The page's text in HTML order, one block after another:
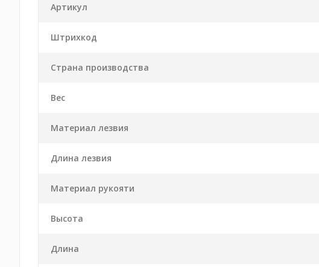
Артикул
Штрихкод
Страна производства
Вес
Материал лезвия
Длина лезвия
Материал рукояти
Высота
Длина